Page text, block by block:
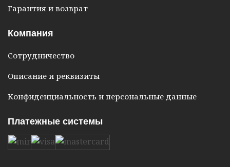
Гарантия и возврат
Компания
Сотрудничество
Описание и реквизиты
Конфиденциальность и персональные данные
Платежные системы